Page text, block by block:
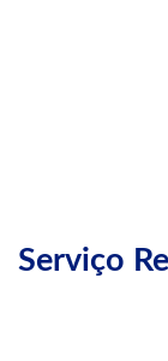
Serviço